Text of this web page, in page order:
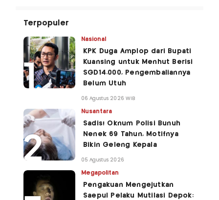
Terpopuler
Nasional
KPK Duga Amplop dari Bupati
Kuansing untuk Menhut Berisi
SGD14.000, Pengembaliannya
Belum Utuh
06 Agustus 2026 WIB
Nusantara
Sadis! Oknum Polisi Bunuh
Nenek 69 Tahun, Motifnya
Bikin Geleng Kepala
05 Agustus 2026
Megapolitan
Pengakuan Mengejutkan
Saepul Pelaku Mutilasi Depok: